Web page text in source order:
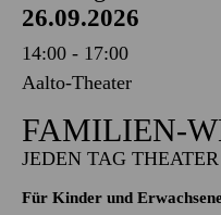
26.09.2026
14:00 - 17:00
Aalto-Theater
FAMILIEN-
JEDEN TAG THEATER
Für Kinder und